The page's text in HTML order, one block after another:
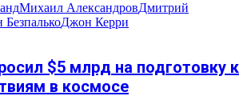
Михаил АлександровДмитрий
БезпалькоДжон Керри
$5 млрд на подготовку к
в космосе